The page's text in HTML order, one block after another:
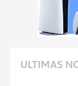
ULTIMAS